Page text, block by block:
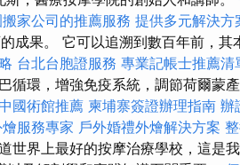
家公司的推薦服務 提供多元解決方
成果。 它可以追溯到數百年前，其
台北台胞證服務 專業記帳士推薦清
循環，增強免疫系統，調節荷爾蒙
國術館推薦 柬埔寨簽證辦理指南 辦
服務專家 戶外婚禮外燴解決方案
世界上最好的按摩治療學校，這是